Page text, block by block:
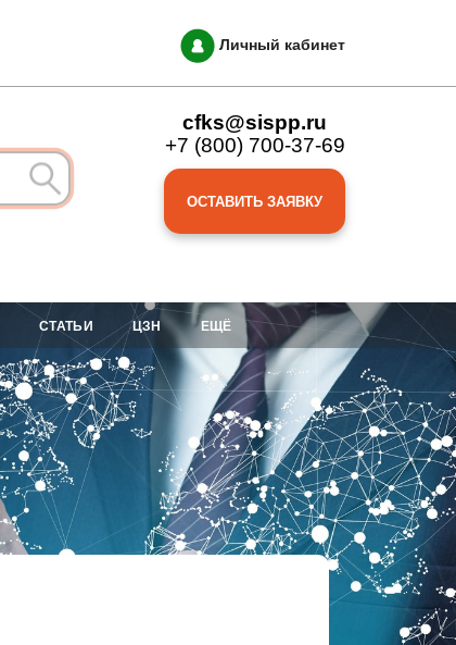
Личный кабинет
cfks@sispp.ru
+7 (800) 700-37-69
ОСТАВИТЬ ЗАЯВКУ
СТАТЬИ ЦЗН ЕЩЁ